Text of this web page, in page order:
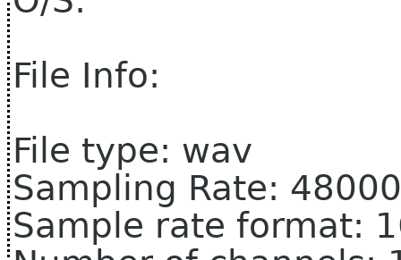
File Info:
File type: wav
Sampling Rate: 48000
Sample rate format: